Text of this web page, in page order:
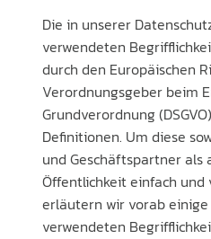
Die in unserer
verwendeten
durch den Europäischen
Verordnungsgeber beim
Grundverordnung
Definitionen. Um diese
und Geschäftspartner als
Öffentlichkeit einfach
erläutern wir vorab
verwendeten